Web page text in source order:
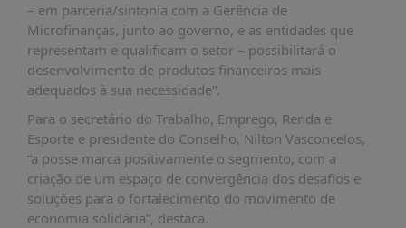
MATERIAIS
DISPONÍVEIS
PUBLICAÇÕES
REVISTA
RUMOS
LIVROS
ESTUDOS
NOTÍCIAS
– em parceria/sintonia com a Gerência de
Microfinanças, junto ao governo, e as entidades que
representam e qualificam o setor – possibilitará o
desenvolvimento de produtos financeiros mais
adequados à sua necessidade”.
Para o secretário do Trabalho, Emprego, Renda e
Esporte e presidente do Conselho, Nilton Vasconcelos,
“a posse marca positivamente o segmento, com a
criação de um espaço de convergência dos desafios e
soluções para o fortalecimento do movimento de
economia solidária”, destaca.